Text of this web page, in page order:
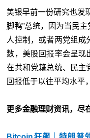
美银早前一份研究也发
脚鸭”总统，因为当民
人控制，或者两党组成
数，美股回报率会呈现
在共和党籍总统、民主
回报低于以往平均水平
更多金融理财资讯，尽